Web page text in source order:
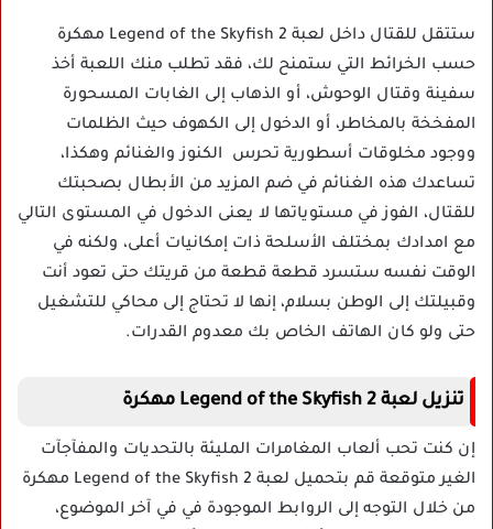
ستتقل للقتال داخل لعبة Legend of the Skyfish 2 مهكرة
حسب الخرائط التي ستمنح لك، فقد تطلب منك اللعبة أخذ
سفينة وقتال الوحوش، أو الذهاب إلى الغابات المسحورة
المفخخة بالمخاطر، أو الدخول إلى الكهوف حيث الظلمات
ووجود مخلوقات أسطورية تحرس الكنوز والغنائم وهكذا،
تساعدك هذه الغنائم في ضم المزيد من الأبطال بصحبتك
للقتال، الفوز في مستوياتها لا يعنى الدخول في المستوى التالي
مع امدادك بمختلف الأسلحة ذات إمكانيات أعلى، ولكنه في
الوقت نفسه ستسرد قطعة قطعة من قريتك حتى تعود أنت
وقبيلتك إلى الوطن بسلام، إنها لا تحتاج إلى محاكي للتشغيل
حتى ولو كان الهاتف الخاص بك معدوم القدرات.
تنزيل لعبة Legend of the Skyfish 2 مهكرة
إن كنت تحب ألعاب المغامرات المليئة بالتحديات والمفآجآت
الغير متوقعة قم بتحميل لعبة Legend of the Skyfish 2 مهكرة
من خلال التوجه إلى الروابط الموجودة في في آخر الموضوع،